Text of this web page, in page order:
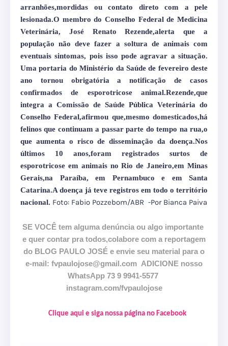
arranhões,mordidas ou contato direto com a pele
lesionada.O membro do Conselho Federal de Medicina
Veterinária, José Renato Rezende,alerta que a
população não deve fazer a soltura de animais com
eventuais sintomas, pois isso pode agravar a situação.
Uma portaria do Ministério da Saúde de fevereiro deste
ano tornou obrigatória a notificação de casos
confirmados de esporotricose animal.Rezende,que
integra a Comissão de Saúde Pública Veterinária do
Conselho Federal,afirmou que,mesmo domesticados,há
felinos que continuam a passar parte do tempo na rua,o
que aumenta o risco de disseminação da doença.Nos
últimos 10 anos,foram registrados surtos de
esporotricose em animais no Rio de Janeiro,em Minas
Gerais,na Paraíba, em Pernambuco e em Santa
Catarina.A doença já teve registros em todo o território
nacional. Foto: Fabio Pozzebom/ABR -Por Bianca Paiva
SE VOCÊ tem alguma denúncia ou algo importante
e quer contar pra todos,colabore com a reportagem
do BLOG PAULO JOSÉ e envie seu material para o
e-mail: fvpaulojose@gmail.com ADICIONE nosso
WhatsApp 73 9 9941-5577
instagram.com/fvpaulojose
Clique aqui e siga nossa página no Facebook